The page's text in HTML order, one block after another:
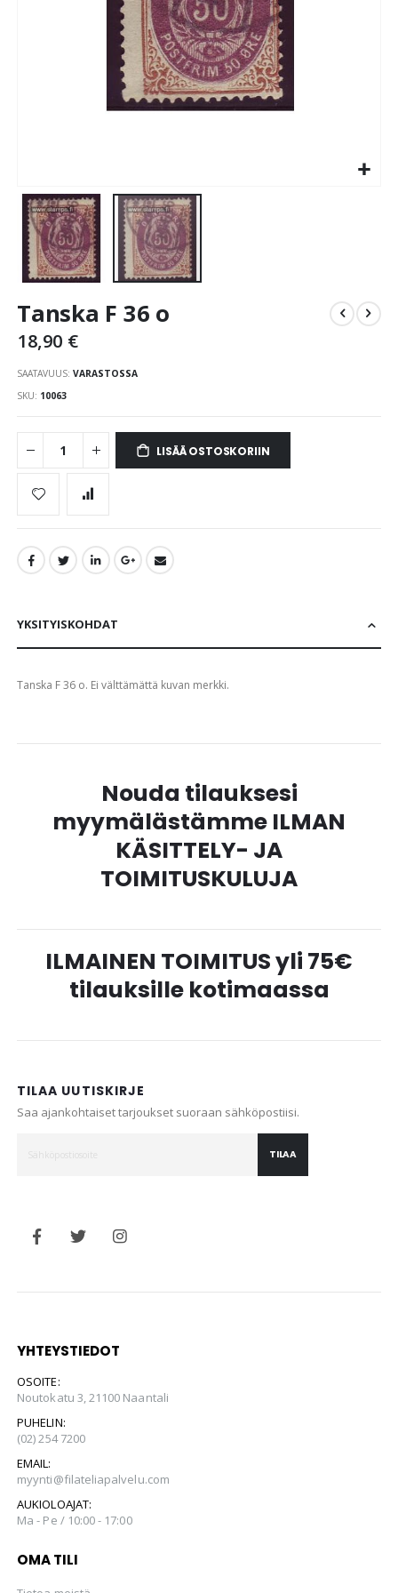
to
beginning
images
gallery
Tanska F 36 o
18,90 €
SAATAVUUS: VARASTOSSA
SKU 10063
LISÄÄ OSTOSKORIIN
YKSITYISKOHDAT
Tanska F 36 o. Ei välttämättä kuvan merkki.
Nouda tilauksesi
myymälästämme ILMAN
KÄSITTELY- JA
TOIMITUSKULUJA
ILMAINEN TOIMITUS yli 75€
tilauksille kotimaassa
TILAA UUTISKIRJE
Saa ajankohtaiset tarjoukset suoraan sähköpostiisi.
TILAA
YHTEYSTIEDOT
OSOITE:
Noutokatu 3, 21100 Naantali
PUHELIN:
(02) 254 7200
EMAIL:
myynti@filateliapalvelu.com
AUKIOLOAJAT:
Ma - Pe / 10:00 - 17:00
OMA TILI